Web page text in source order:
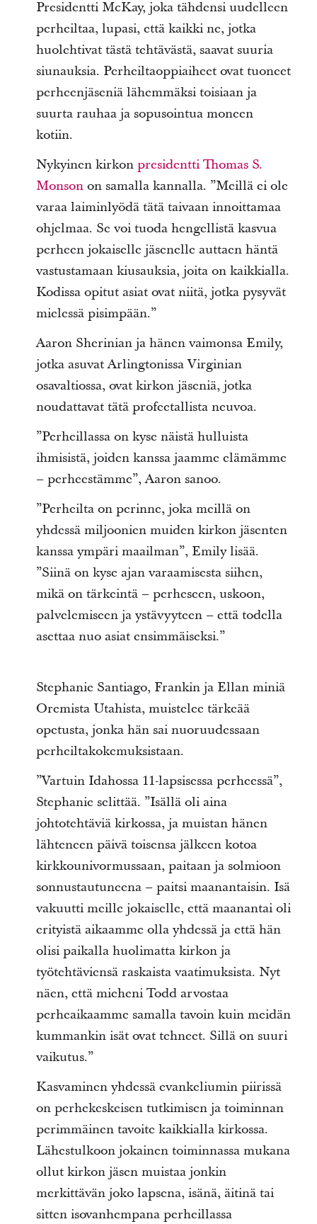
Presidentti McKay, joka tähdensi uudelleen
perheiltaa, lupasi, että kaikki ne, jotka
huolehtivat tästä tehtävästä, saavat suuria
siunauksia. Perheiltaoppiaiheet ovat tuoneet
perheenjäseniä lähemmäksi toisiaan ja
suurta rauhaa ja sopusointua moneen
kotiin.
Nykyinen kirkon presidentti Thomas S.
Monsonon samalla kannalla. ”Meillä ei ole
varaa laiminlyödä tätä taivaan innoittamaa
ohjelmaa. Se voi tuoda hengellistä kasvua
perheen jokaiselle jäsenelle auttaen häntä
vastustamaan kiusauksia, joita on kaikkialla.
Kodissa opitut asiat ovat niitä, jotka pysyvät
mielessä pisimpään.”
Aaron Sherinian ja hänen vaimonsa Emily,
jotka asuvat Arlingtonissa Virginian
osavaltiossa, ovat kirkon jäseniä, jotka
noudattavat tätä profeetallista neuvoa.
”Perheillassa on kyse näistä hulluista
ihmisistä, joiden kanssa jaamme elämämme
– perheestämme”, Aaron sanoo.
”Perheilta on perinne, joka meillä on
yhdessä miljoonien muiden kirkon jäsenten
kanssa ympäri maailman”, Emily lisää.
”Siinä on kyse ajan varaamisesta siihen,
mikä on tärkeintä – perheseen, uskoon,
palvelemiseen ja ystävyyteen – että todella
asettaa nuo asiat ensimmäiseksi.”
Stephanie Santiago, Frankin ja Ellan miniä
Oremista Utahista, muistelee tärkeää
opetusta, jonka hän sai nuoruudessaan
perheiltakokemuksistaan.
”Vartuin Idahossa 11-lapsisessa perheessä”,
Stephanie selittää. ”Isällä oli aina
johtotehtäviä kirkossa, ja muistan hänen
lähteneen päivä toisensa jälkeen kotoa
kirkkounivormussaan, paitaan ja solmioon
sonnustautuneena – paitsi maanantaisin. Isä
vakuutti meille jokaiselle, että maanantai oli
erityistä aikaamme olla yhdessä ja että hän
olisi paikalla huolimatta kirkon ja
työtehtäviensä raskaista vaatimuksista. Nyt
näen, että mieheni Todd arvostaa
perheaikaamme samalla tavoin kuin meidän
kummankin isät ovat tehneet. Sillä on suuri
vaikutus.”
Kasvaminen yhdessä evankeliumin piirissä
on perhekeskeisen tutkimisen ja toiminnan
perimmäinen tavoite kaikkialla kirkossa.
Lähestulkoon jokainen toiminnassa mukana
ollut kirkon jäsen muistaa jonkin
merkittävän joko lapsena, isänä, äitinä tai
sitten isovanhempana perheillassa